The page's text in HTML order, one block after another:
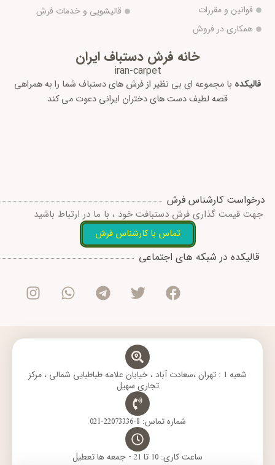
قوانین و مقررات
همکاری در فروش
قالیشویی و خدمات فرش
خانه فرش دستباف ایران
iran-carpet
قالیکده با مجموعه ای بی نظیر از فرش های دستباف شما را به همراهی
قصه لطیف دست های دختران ایرانی دعوت می کند
درخواست کارشناس فرش
جهت قیمت گذاری فرش دستبافت خود ، با ما در ارتباط باشید
تماس با کارشناس فرش
قالیکده در شبکه های اجتماعی
F
c
e
o
T
i
t
e
r
T
l
e
r
W
a
t
a
I
s
t
g
m
شعبه 1 : تهران ،سعادت آباد ، خیابان علامه طباطبایی شمالی ، مرکز
تجاری سهیل
شماره تماس: 8-22073336-021
ساعت کاری: 10 تا 21 - جمعه ها تعطیل